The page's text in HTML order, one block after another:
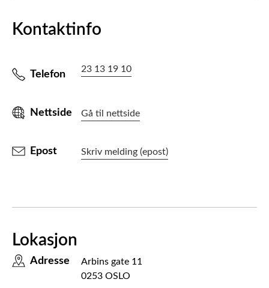
Kontaktinfo
Telefon 23 13 19 10
Nettside Gå til nettside
Epost Skriv melding (epost)
Lokasjon
Adresse
Arbins gate 11
0253 OSLO